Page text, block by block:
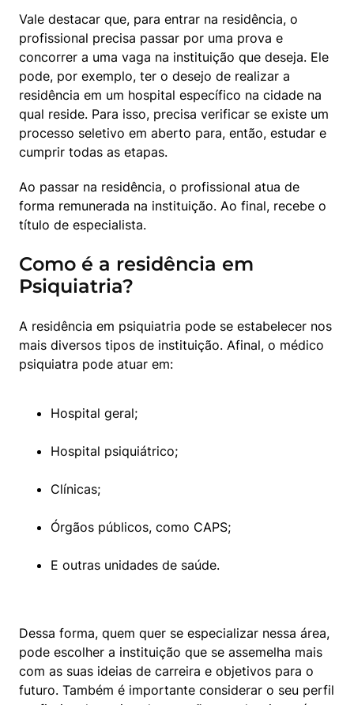
Vale destacar que, para entrar na residência, o
profissional precisa passar por uma prova e
concorrer a uma vaga na instituição que deseja. Ele
pode, por exemplo, ter o desejo de realizar a
residência em um hospital específico na cidade na
qual reside. Para isso, precisa verificar se existe um
processo seletivo em aberto para, então, estudar e
cumprir todas as etapas.
Ao passar na residência, o profissional atua de
forma remunerada na instituição. Ao final, recebe o
título de especialista.
Como é a residência em
Psiquiatria?
A residência em psiquiatria pode se estabelecer nos
mais diversos tipos de instituição. Afinal, o médico
psiquiatra pode atuar em:
Hospital geral;
Hospital psiquiátrico;
Clínicas;
Órgãos públicos, como CAPS;
E outras unidades de saúde.
Dessa forma, quem quer se especializar nessa área,
pode escolher a instituição que se assemelha mais
com as suas ideias de carreira e objetivos para o
futuro. Também é importante considerar o seu perfil